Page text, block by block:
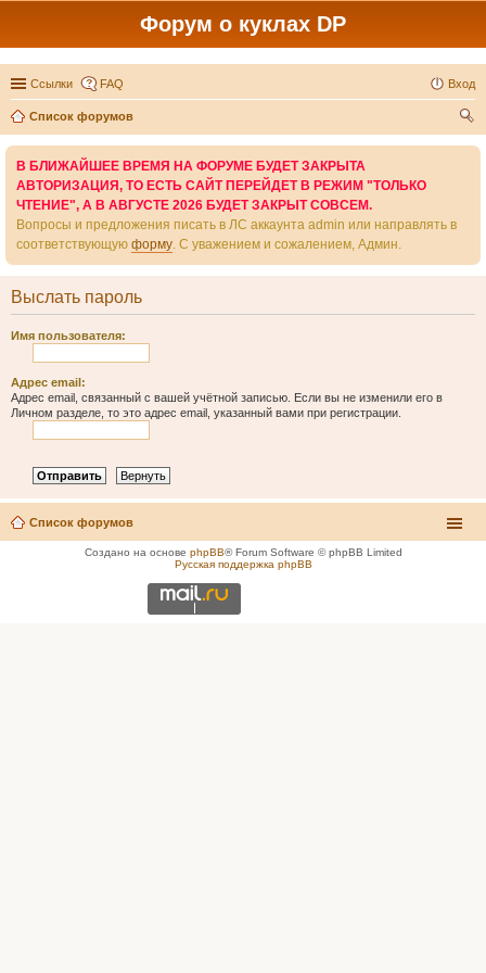
Форум о куклах DP
Ссылки FAQ Вход
Список форумов
В БЛИЖАЙШЕЕ ВРЕМЯ НА ФОРУМЕ БУДЕТ ЗАКРЫТА
АВТОРИЗАЦИЯ, ТО ЕСТЬ САЙТ ПЕРЕЙДЕТ В РЕЖИМ "ТОЛЬКО
ЧТЕНИЕ", А В АВГУСТЕ 2026 БУДЕТ ЗАКРЫТ СОВСЕМ.
Вопросы и предложения писать в ЛС аккаунта admin или направлять в
соответствующую форму. С уважением и сожалением, Админ.
Выслать пароль
Имя пользователя:
Адрес email:
Адрес email, связанный с вашей учётной записью. Если вы не изменили его в
Личном разделе, то это адрес email, указанный вами при регистрации.
Список форумов
Создано на основе phpBB® Forum Software © phpBB Limited
Русская поддержка phpBB